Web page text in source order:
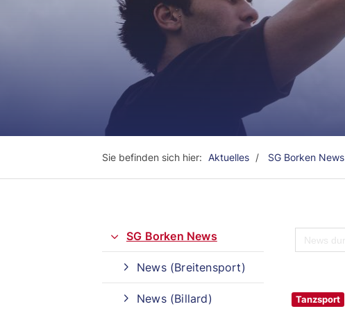
Sie befinden sich hier: Aktuelles SG Borken News
Tanzsport
SG Borken News
News (Breitensport)
News (Billard)
Quicklinks